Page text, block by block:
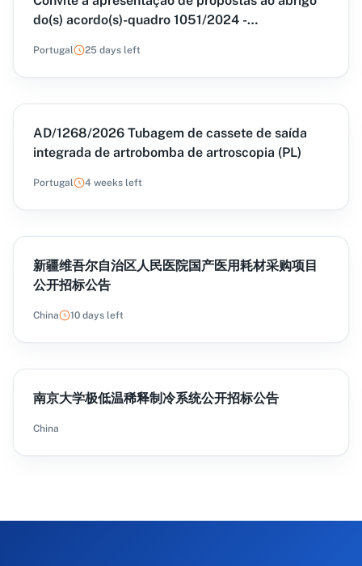
do(s) acordo(s)-quadro 1051/2024 -
Pacemakers, para a aquisição de Pacemakers
Portugal 25 days left
AD/1268/2026 Tubagem de cassete de saída
integrada de artrobomba de artroscopia (PL)
Portugal 4 weeks left
新疆维吾尔自治区人民医院国产医用耗材采购项目
公开招标公告
China 10 days left
南京大学极低温稀释制冷系统公开招标公告
China